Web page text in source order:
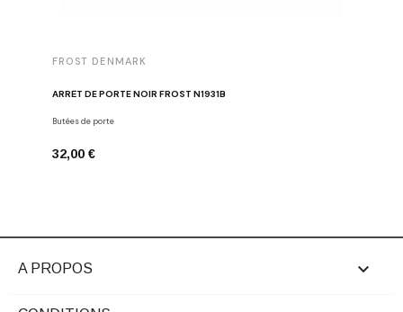
FROST DENMARK
ARRÊT DE PORTE NOIR FROST N1931B
Butées de porte
32,00 €
A PROPOS 